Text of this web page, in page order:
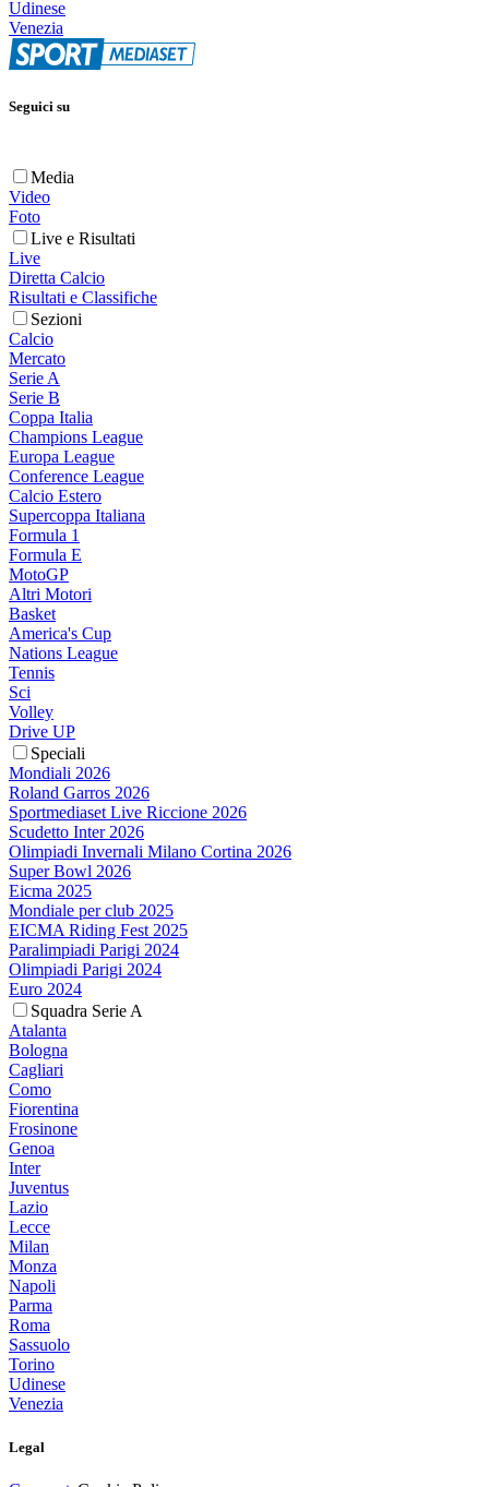
Udinese
Venezia
Seguici su
Media
Video
Foto
Live e Risultati
Live
Diretta Calcio
Risultati e Classifiche
Sezioni
Calcio
Mercato
Serie A
Serie B
Coppa Italia
Champions League
Europa League
Conference League
Calcio Estero
Supercoppa Italiana
Formula 1
Formula E
MotoGP
Altri Motori
Basket
America's Cup
Nations League
Tennis
Sci
Volley
Drive UP
Speciali
Mondiali 2026
Roland Garros 2026
Sportmediaset Live Riccione 2026
Scudetto Inter 2026
Olimpiadi Invernali Milano Cortina 2026
Super Bowl 2026
Eicma 2025
Mondiale per club 2025
EICMA Riding Fest 2025
Paralimpiadi Parigi 2024
Olimpiadi Parigi 2024
Euro 2024
Squadra Serie A
Atalanta
Bologna
Cagliari
Como
Fiorentina
Frosinone
Genoa
Inter
Juventus
Lazio
Lecce
Milan
Monza
Napoli
Parma
Roma
Sassuolo
Torino
Udinese
Venezia
Legal